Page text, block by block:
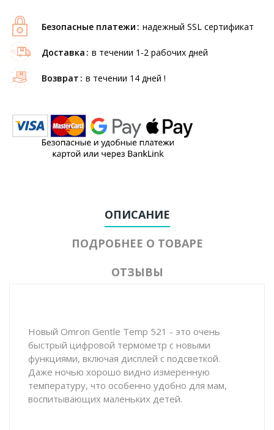
Безопасные платежи надежный SSL сертификат
Доставка в течении 1-2 рабочих дней
Возврат в течении 14 дней !
ОПИСАНИЕ
ПОДРОБНЕЕ О ТОВАРЕ
ОТЗЫВЫ
Новый Omron Gentle Temp 521 - это очень
быстрый цифровой термометр с новыми
функциями, включая дисплей с подсветкой.
Даже ночью хорошо видно измеренную
температуру, что особенно удобно для мам,
воспитывающих маленьких детей.